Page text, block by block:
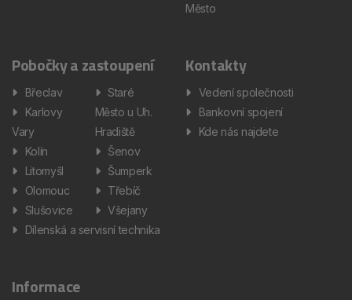
Město
Pobočky a zastoupení
Břeclav
Karlovy
Vary
Kolín
Litomyšl
Olomouc
Slušovice
Staré
Město u Uh.
Hradiště
Šenov
Šumperk
Třebíč
Všejany
Dílenská a servisní technika
Kontakty
Vedení společnosti
Bankovní spojení
Kde nás najdete
Informace